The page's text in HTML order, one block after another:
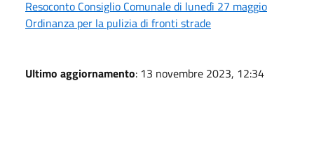
Resoconto Consiglio Comunale di lunedì 27 maggio
Ordinanza per la pulizia di fronti strade
Ultimo aggiornamento: 13 novembre 2023, 12:34